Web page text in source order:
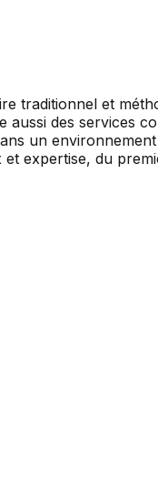
traditionnel et
des services
un
expertise, du